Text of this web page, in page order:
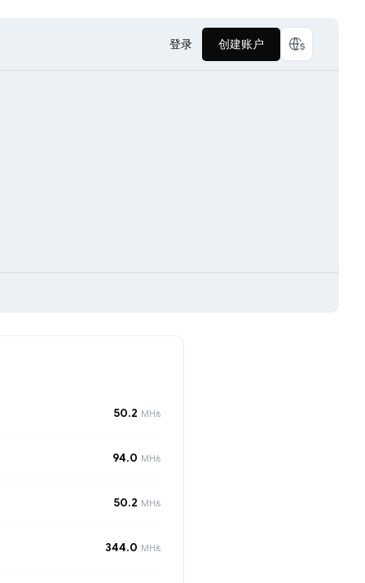
登录 创建账户
50.2 MH/s
94.0 MH/s
50.2 MH/s
344.0 MH/s